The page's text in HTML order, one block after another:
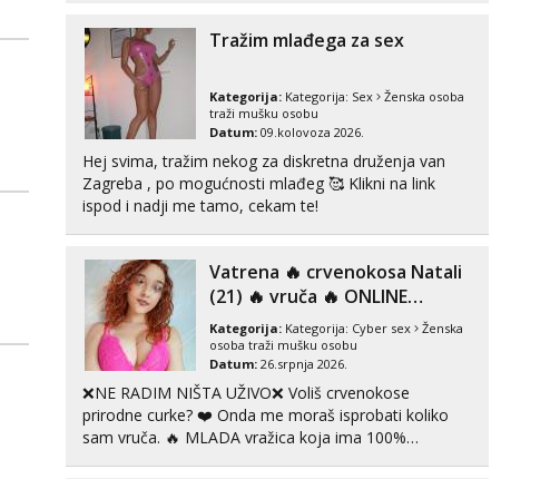
tel:0,93€ - mob:1,12€ min
Čekam tvoj poziv!
Tel: 064/677-677- Kod: #123
tel:0,93€ - mob:1,12€ min
Anđela
tel:0,93€ - mob:1,12€ min
Tražim mlađega za sex
Kategorija: Kategorija: Sex
Ženska osoba
traži mušku osobu
Datum: 09.kolovoza 2026.
Hej svima, tražim nekog za diskretna druženja van
Zagreba , po mogućnosti mlađeg 🥰 Klikni na link
ispod i nadji me tamo, cekam te!
Vatrena ‎️‍🔥 crvenokosa Natali
(21) ‎️‍🔥 vruča‎ ️‍🔥 ONLINE
ZABAVA
Kategorija: Kategorija: Cyber sex
Ženska
osoba traži mušku osobu
Datum: 26.srpnja 2026.
❌NE RADIM NIŠTA UŽIVO❌ Voliš crvenokose
prirodne curke? ❤️ Onda me moraš isprobati koliko
sam vruča.‎ ️‍🔥 MLADA vražica koja ima 100%